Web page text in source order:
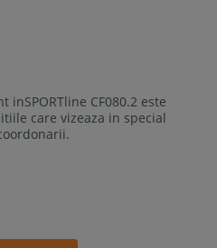
CF080.2 este
care vizeaza in special